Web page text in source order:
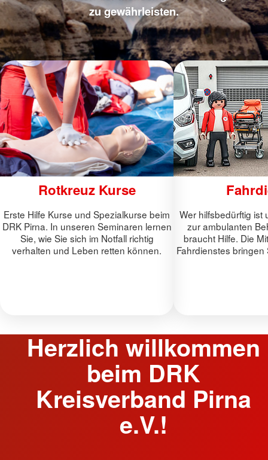
zu gewährleisten.
Rotkreuz Kurse
Erste Hilfe Kurse und Spezialkurse beim
DRK Pirna. In unseren Seminaren lernen
Sie, wie Sie sich im Notfall richtig
verhalten und Leben retten können.
Wer hilfsbedürftig ist
zur ambulanten
braucht Hilfe. Die
Fahrdienstes bringen
Herzlich willkommen
beim DRK
Kreisverband Pirna
e.V.!